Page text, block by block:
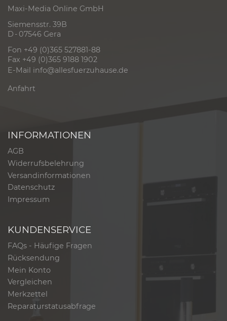
Maxi-Media Online GmbH
Siemensstr. 39B
D - 07546 Gera
Fon +49 (0)365 527881-88
Fax +49 (0)365 9188 1902
E-Mail info@allesfuerzuhause.de
Anfahrt
INFORMATIONEN
AGB
Widerrufsbelehrung
Versandinformationen
Datenschutz
Impressum
KUNDENSERVICE
FAQs - Häufige Fragen
Rücksendung
Mein Konto
Vergleichen
Merkzettel
Reparaturstatusabfrage